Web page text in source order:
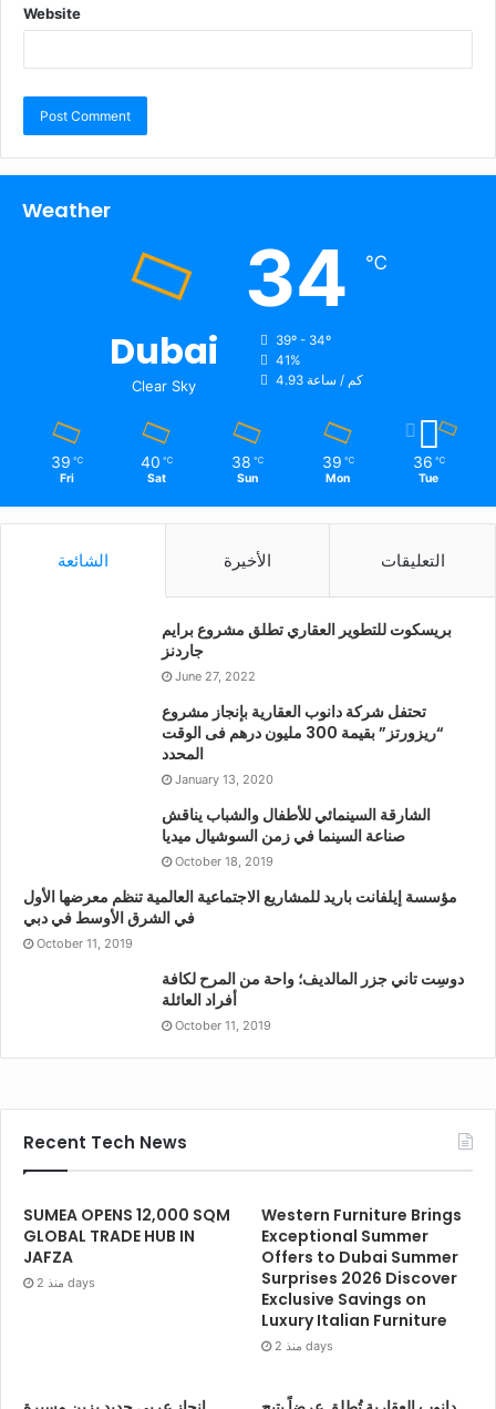
Website
Weather
Dubai
Clear Sky
34 ℃
39º - 34º
41%
4.93 كم / ساعة
39 ℃
Fri
40 ℃
Sat
38 ℃
Sun
39 ℃
Mon
36 ℃
Tue
الشائعة الأخيرة التعليقات
بريسكوت للتطوير العقاري تطلق مشروع برايم
جاردنز
June 27, 2022
تحتفل شركة دانوب العقارية بإنجاز مشروع
“ريزورتز” بقيمة 300 مليون درهم فى الوقت
المحدد
January 13, 2020
الشارقة السينمائي للأطفال والشباب يناقش
صناعة السينما في زمن السوشيال ميديا
October 18, 2019
مؤسسة إيلفانت باريد للمشاريع الاجتماعية العالمية تنظم معرضها الأول
في الشرق الأوسط في دبي
October 11, 2019
دوسِت تاني جزر المالديف؛ واحة من المرح لكافة
أفراد العائلة
October 11, 2019
Recent Tech News
SUMEA OPENS 12,000 SQM
GLOBAL TRADE HUB IN
JAFZA
منذ 2 days
Western Furniture Brings
Exceptional Summer
Offers to Dubai Summer
Surprises 2026 Discover
Exclusive Savings on
Luxury Italian Furniture
منذ 2 days